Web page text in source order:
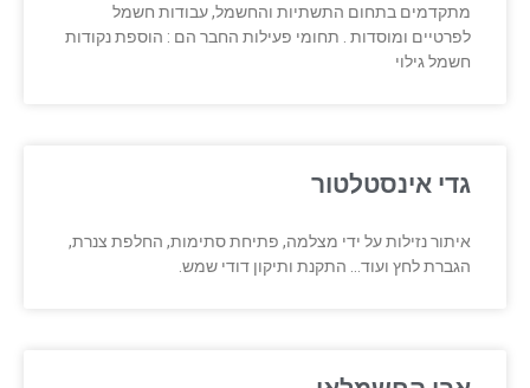
מתקדמים בתחום התשתיות והחשמל, עבודות חשמל
לפרטיים ומוסדות . תחומי פעילות החבר הם : הוספת נקודות
חשמל גילוי
גדי אינסטלטור
איתור נזילות על ידי מצלמה, פתיחת סתימות, החלפת צנרת,
הגברת לחץ ועוד… התקנת ותיקון דודי שמש.